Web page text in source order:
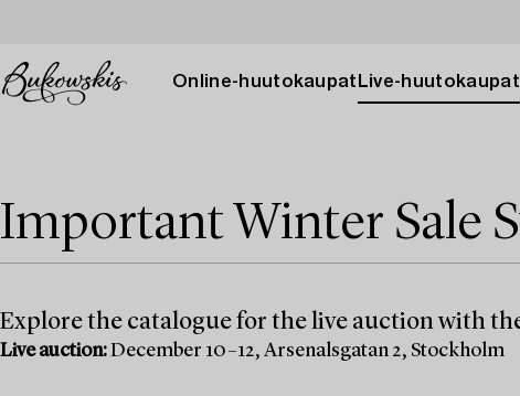
Online-huutokaupat Live-huutokaupat
Important Winter Sale
Explore the catalogue for the live auction with
Live auction:December 10–12, Arsenalsgatan 2, Stockholm